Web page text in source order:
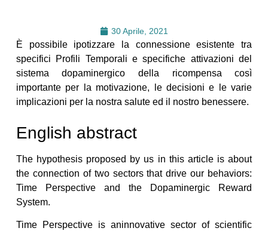
30 Aprile, 2021
È possibile ipotizzare la connessione esistente tra
specifici Profili Temporali e specifiche attivazioni del
sistema dopaminergico della ricompensa così
importante per la motivazione, le decisioni e le varie
implicazioni per la nostra salute ed il nostro benessere.
English abstract
The hypothesis proposed by us in this article is about
the connection of two sectors that drive our behaviors:
Time Perspective and the Dopaminergic Reward
System.
Time Perspective is aninnovative sector of scientific